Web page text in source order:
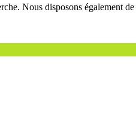
Nous disposons également de